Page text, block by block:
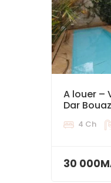
A louer –
Dar
4 Ch
30